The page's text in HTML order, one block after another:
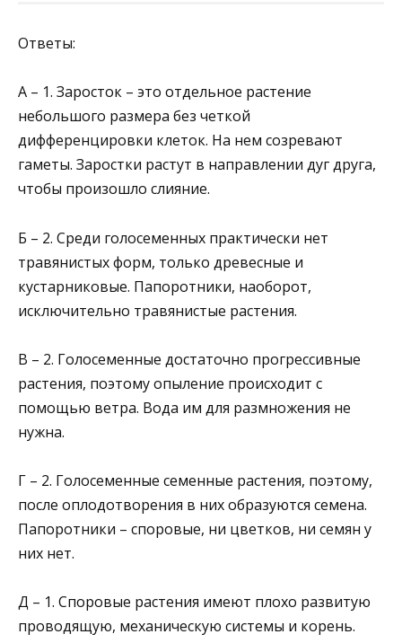
Ответы:
А – 1. Заросток – это отдельное растение
небольшого размера без четкой
дифференцировки клеток. На нем созревают
гаметы. Заростки растут в направлении дуг друга,
чтобы произошло слияние.
Б – 2. Среди голосеменных практически нет
травянистых форм, только древесные и
кустарниковые. Папоротники, наоборот,
исключительно травянистые растения.
В – 2. Голосеменные достаточно прогрессивные
растения, поэтому опыление происходит с
помощью ветра. Вода им для размножения не
нужна.
Г – 2. Голосеменные семенные растения, поэтому,
после оплодотворения в них образуются семена.
Папоротники – споровые, ни цветков, ни семян у
них нет.
Д – 1. Споровые растения имеют плохо развитую
проводящую, механическую системы и корень.